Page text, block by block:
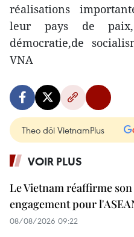
réalisations
leur pays de paix,
démocratie,de
VNA
Theo dõi VietnamPlus
VOIR PLUS
Le Vietnam réaffirme son
engagement pour
08/08/2026 09:22